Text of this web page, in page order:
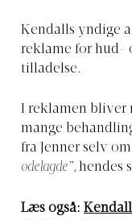
Kendalls yndige
reklame for hud-
tilladelse.
I reklamen bliver
mange
fra Jenner selv
ødelagde”, hendes
Læs også: